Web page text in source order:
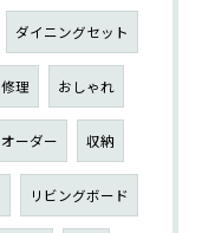
ダイニングセット
修理 おしゃれ
オーダー 収納
リビングボード